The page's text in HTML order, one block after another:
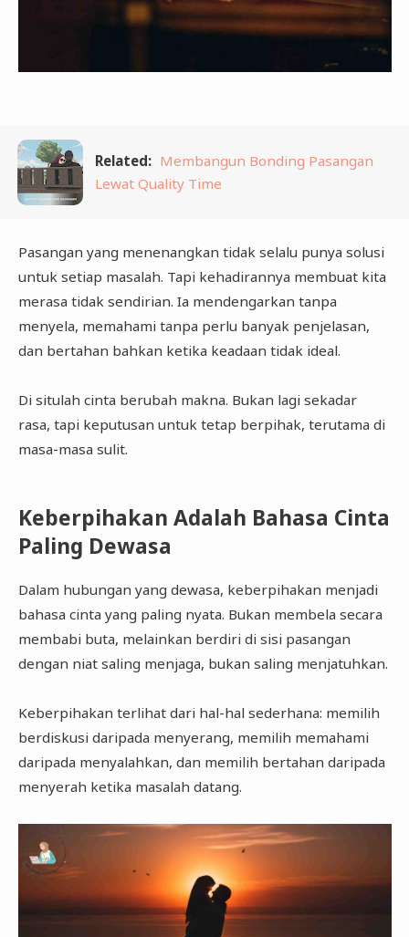
Related: Membangun Bonding Pasangan
Lewat Quality Time
Pasangan yang menenangkan tidak selalu punya solusi
untuk setiap masalah. Tapi kehadirannya membuat kita
merasa tidak sendirian. Ia mendengarkan tanpa
menyela, memahami tanpa perlu banyak penjelasan,
dan bertahan bahkan ketika keadaan tidak ideal.
Di situlah cinta berubah makna. Bukan lagi sekadar
rasa, tapi keputusan untuk tetap berpihak, terutama di
masa-masa sulit.
Keberpihakan Adalah Bahasa Cinta
Paling Dewasa
Dalam hubungan yang dewasa, keberpihakan menjadi
bahasa cinta yang paling nyata. Bukan membela secara
membabi buta, melainkan berdiri di sisi pasangan
dengan niat saling menjaga, bukan saling menjatuhkan.
Keberpihakan terlihat dari hal-hal sederhana: memilih
berdiskusi daripada menyerang, memilih memahami
daripada menyalahkan, dan memilih bertahan daripada
menyerah ketika masalah datang.